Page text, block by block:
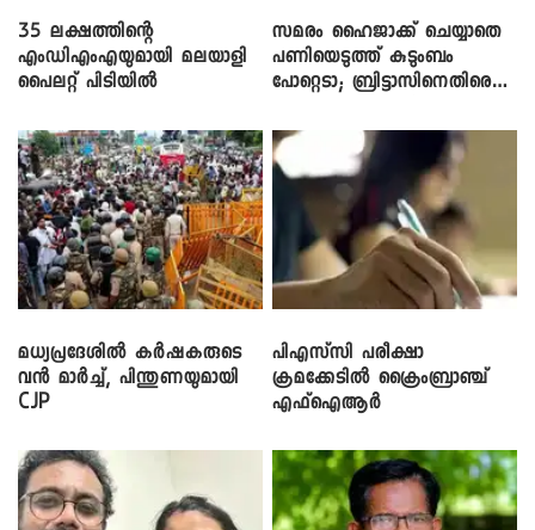
35 ലക്ഷത്തിന്റെ
എംഡിഎംഎയുമായി മലയാളി
പൈലറ്റ് പിടിയിൽ
സമരം ഹൈജാക്ക് ചെയ്യാതെ
പണിയെടുത്ത് കുടുംബം
പോറ്റെടാ; ബ്രിട്ടാസിനെതിരെ
മധ്യപ്രദേശിൽ കർഷകരുടെ
വൻ മാർച്ച്, പിന്തുണയുമായി
CJP
പിഎസ്‌സി പരീക്ഷാ
ക്രമക്കേ‌ടിൽ ക്രൈംബ്രാഞ്ച്
എഫ്ഐആർ